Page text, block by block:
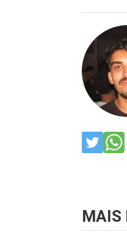
MAIS